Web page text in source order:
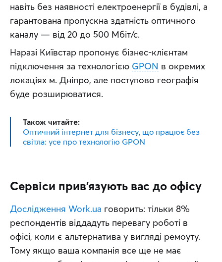
навіть без наявності електроенергії в будівлі, а
гарантована пропускна здатність оптичного
каналу — від 20 до 500 Мбіт/с.
Наразі Київстар пропонує бізнес-клієнтам
підключення за технологією GPON в окремих
локаціях м. Дніпро, але поступово географія
буде розширюватися.
Також читайте:
Оптичний інтернет для бізнесу, що працює без
світла: усе про технологію GPON
Сервіси прив'язують вас до офісу
Дослідження Work.ua говорить: тільки 8%
респондентів віддадуть перевагу роботі в
офісі, коли є альтернатива у вигляді ремоуту.
Тому якщо ваша компанія все ще не має